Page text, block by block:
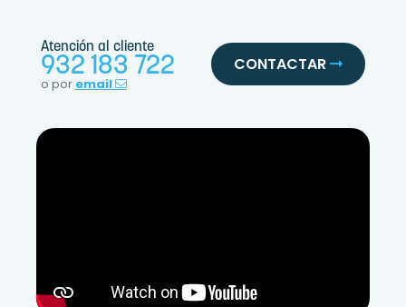
Atención al cliente
932 183 722
o por email
CONTACTAR